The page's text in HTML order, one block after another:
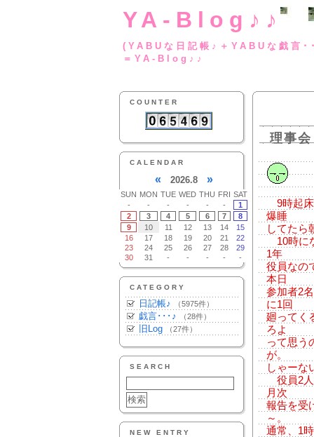
YA-Blog♪♪
(YABUな日記帳♪
＝YA-Blog♪♪
COUNTER
CALENDAR
« 2026.8 »
SUN MON TUE WED THU FRI SAT
-
- - - - -
1
2
3 4 5 6 7
8
9
10 11 12 13 14
15
16
17 18 19 20 21
22
23
24 25 26 27 28
29
30
31 - - - - -
CATEGORY
日記帳♪ （5975件）
戯言･･･♪ （28件）
旧Log （27件）
SEARCH
NEW ENTRY
理事
9時起床
爆睡
してたら
10時に
1年
役員なの
本日
参加者2
に1回
廻ってく
ろよ
って思う
が。
しゃーな
役員2人
月次
報告を受
～。
通常、1